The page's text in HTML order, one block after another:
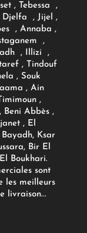
, Tebessa ,
Djelfa , Jijel ,
, Annaba ,
,
, Illizi ,
, Tindouf
, Souk
, Ain
,
Abbès ,
, El
Ksar
Bir El
Boukhari.
sont
les meilleurs
livraison...